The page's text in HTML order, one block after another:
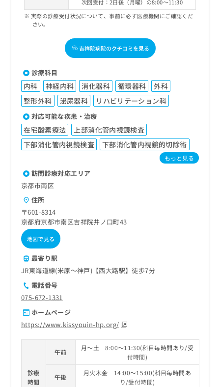
次回受付：2日後（月曜）の8:00～11:30
実際の診療受付状況について、事前に必ず医療機関にご確認くだ
さい。
吉祥院病院のクチコミを見る
診療科目
内科 神経内科 消化器科 循環器科
外科
整形外科
泌尿器科 リハビリテーション科
対応可能な疾患・治療
在宅酸素療法
上部消化管内視鏡検査
下部消化管内視鏡検査
下部消化管内視鏡的切除術
もっと見る
訪問診療対応エリア
京都市南区
住所
〒601-8314
京都府京都市南区吉祥院井ノ口町43
地図で見る
最寄り駅
JR東海道線(米原～神戸)【西大路駅】徒歩7分
電話番号
075-672-1331
ホームページ
https://www.kissyouin-hp.org/
診療
時間
午前
月～土 8:00～11:30(科目毎時間あり/受
付時間)
午後
月火木金 14:00～15:00(科目毎時間あ
り/受付時間)